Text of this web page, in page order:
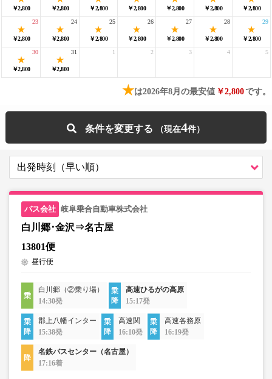
￥2,800 ￥2,800 ￥2,800 ￥2,800 ￥2,800 ￥2,800 ￥2,800
￥2,800
23
￥2,800
24
￥2,800
25
￥2,800
26
￥2,800
27
￥2,800
28
￥2,800
29
￥2,800
30
￥2,800
31 1 2 3 4 5
★は2026年8月の最安値 ￥2,800です。
条件を変更する 4
岐阜乗合自動車株式会社
白川郷･金沢⇒名古屋
13801便
昼行便
白川郷（②乗り場）
14:30発
高速ひるがの高原
15:17発
郡上八幡インター
15:38発
高速関
16:10発
高速各務原
16:19発
名鉄バスセンター（名古屋）
17:16着